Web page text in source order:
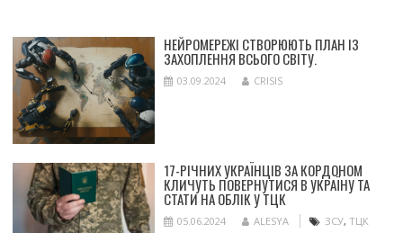
НЕЙРОМЕРЕЖІ СТВОРЮЮТЬ ПЛАН ІЗ
ЗАХОПЛЕННЯ ВСЬОГО СВІТУ.
03.09.2024 CRISIS
17-РІЧНИХ УКРАЇНЦІВ ЗА КОРДОНОМ
КЛИЧУТЬ ПОВЕРНУТИСЯ В УКРАЇНУ ТА
СТАТИ НА ОБЛІК У ТЦК
05.06.2024 ALESYA ЗСУ, ТЦК